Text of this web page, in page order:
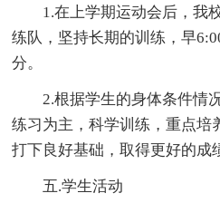
1.在上学期运动会后，我
练队，坚持长期的训练，早
分。
2.根据学生的身体条件情
练习为主，科学训练，重点培
打下良好基础，取得更好的成
五.学生活动